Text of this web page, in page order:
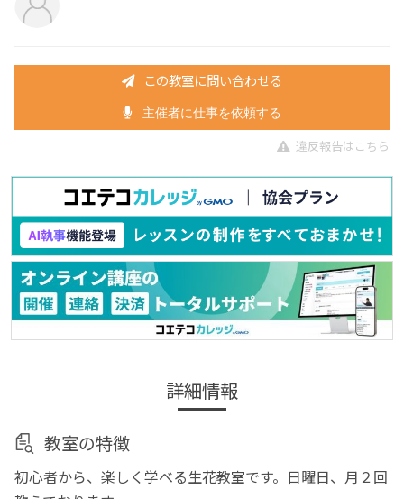
この教室に問い合わせる
主催者に仕事を依頼する
違反報告はこちら
詳細情報
教室の特徴
初心者から、楽しく学べる生花教室です。日曜日、月２回